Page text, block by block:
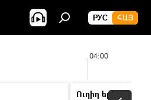
РУС ՀԱՅ
04:00
Ուղիղ եթեր